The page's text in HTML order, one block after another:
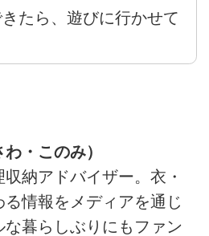
たら、遊びに行かせて
・このみ）
納アドバイザー。衣・
情報をメディアを通じ
暮らしぶりにもファン